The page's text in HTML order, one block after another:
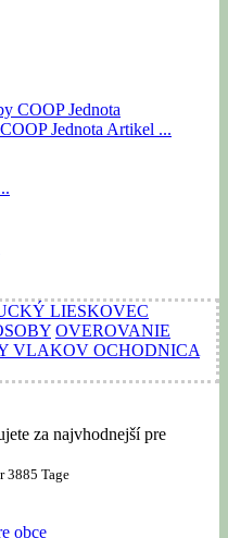
Jednota Artikel ...
LIESKOVEC
OVEROVANIE
VLAKOV OCHODNICA
za najvhodnejší pre
3885 Tage
obce